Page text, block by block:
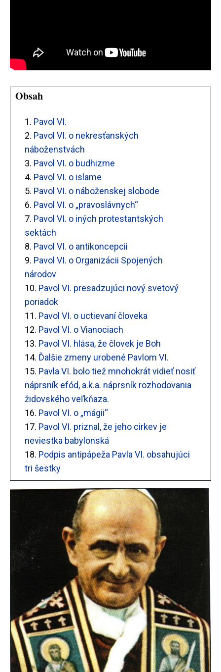
Obsah
1. Pavol VI.
2. Pavol VI. o nekresťanských
náboženstvách
3. Pavol VI. o budhizme
4. Pavol VI. o islame
5. Pavol VI. o náboženskej slobode
6. Pavol VI. o „pravoslávnych“
7. Pavol VI. o iných protestantských
sektách
8. Pavol VI. o antikoncepcii
9. Pavol VI. o Organizácii Spojených
národov
10. Pavol VI. presadzujúci nový svetový
poriadok
11. Pavol VI. o uctievaní človeka
12. Pavol VI. o Vianociach
13. Pavol VI. hlása, že človek je Boh
14. Ďalšie zmeny urobené Pavlom VI.
15. Pavla VI. bolo tiež mnohokrát vidieť nosiť
náprsník efód, a.k.a. náprsník rozhodovania
židovského veľkňaza.
16. Pavol VI. o „mágii“
17. Pavol VI. priznal, že jeho cirkev je
neviestka babylonská
18. Podpis antipápeža Pavla VI. obsahujúci
tri šestky